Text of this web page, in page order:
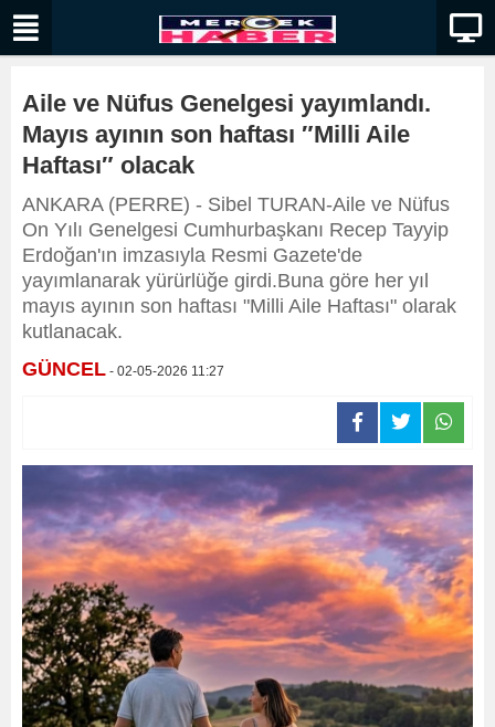
Aile ve Nüfus Genelgesi yayımlandı.
Mayıs ayının son haftası ″Milli Aile
Haftası″ olacak
ANKARA (PERRE) - Sibel TURAN-Aile ve Nüfus
On Yılı Genelgesi Cumhurbaşkanı Recep Tayyip
Erdoğan'ın imzasıyla Resmi Gazete'de
yayımlanarak yürürlüğe girdi.Buna göre her yıl
mayıs ayının son haftası "Milli Aile Haftası" olarak
kutlanacak.
GÜNCEL - 02-05-2026 11:27